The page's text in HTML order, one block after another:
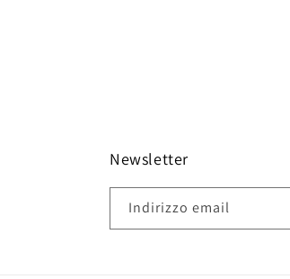
Newsletter
Indirizzo email